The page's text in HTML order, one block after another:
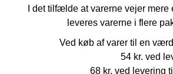
I det tilfælde at varerne vejer
leveres varerne i flere
Ved køb af varer til en
54 kr. ved
68 kr. ved levering